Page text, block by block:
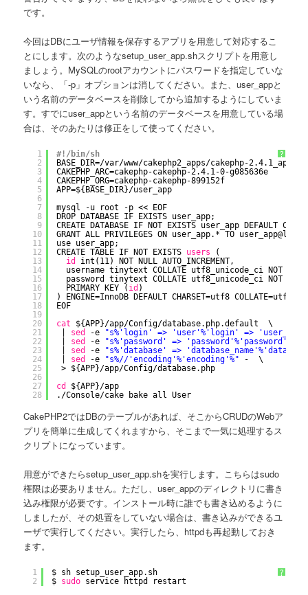
です。
今回はDBにユーザ情報を保存するアプリを用意して対応するこ
とにします。次のようなsetup_user_app.shスクリプトを用意し
ましょう。MySQLのrootアカウントにパスワードを指定していな
いなら、「-p」オプションは消してください。また、user_appと
いう名前のデータベースを削除してから追加するようにしていま
す。すでにuser_appという名前のデータベースを用意している場
合は、そのあたりは修正をして使ってください。
?
1
2
3
4
5
6
7
8
9
10
11
12
13
14
15
16
17
18
19
20
21
22
23
24
25
26
27
28
#!/bin/sh
BASE_DIR=/var/www/cakephp2_apps/cakephp-2.4.1_apps
CAKEPHP_ARC=cakephp-cakephp-2.4.1-0-g085636e
CAKEPHP_ORG=cakephp-cakephp-899152f
APP=${BASE_DIR}/user_app
mysql -u root -p << EOF
DROP DATABASE IF EXISTS user_app;
CREATE DATABASE IF NOT EXISTS user_app DEFAULT
GRANT ALL PRIVILEGES ON user_app.* TO
use user_app;
CREATE TABLE IF NOT EXISTS users
(
id
int(11) NOT NULL AUTO_INCREMENT,
username tinytext COLLATE utf8_unicode_ci NOT
password tinytext COLLATE utf8_unicode_ci NOT
PRIMARY KEY ( id )
) ENGINE=InnoDB DEFAULT CHARSET=utf8
EOF
cat
${APP}/app/Config/database.php.default  \
sed -e
"s%'login' => 'user'%'login' =>
sed -e
"s%'password' => 'password'%'password' =>
sed -e
"s%'database' =>
sed -e "s%//'encoding'%'encoding'%"
-  \
> ${APP}/app/Config/database.php
cd
${APP}/app
. /Console/cake bake all User
CakePHP2ではDBのテーブルがあれば、そこからCRUDのWebア
プリを簡単に生成してくれますから、そこまで一気に処理するス
クリプトになっています。
用意ができたらsetup_user_app.shを実行します。こちらはsudo
権限は必要ありません。ただし、user_appのディレクトリに書き
込み権限が必要です。インストール時に誰でも書き込めるように
しましたが、その処置をしていない場合は、書き込みができるユ
ーザで実行してください。実行したら、httpdも再起動しておき
ます。
?
1
2
$ sh setup_user_app.sh
$ sudo service httpd restart